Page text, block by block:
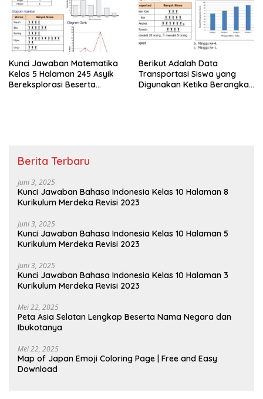
Kunci Jawaban Matematika
Kelas 5 Halaman 245 Asyik
Bereksplorasi Beserta
Berikut Adalah Data
Transportasi Siswa yang
Digunakan Ketika Berangkat
Berita Terbaru
Juni 3, 2025
Kunci Jawaban Bahasa Indonesia Kelas 10 Halaman 8
Kurikulum Merdeka Revisi 2023
Juni 3, 2025
Kunci Jawaban Bahasa Indonesia Kelas 10 Halaman 5
Kurikulum Merdeka Revisi 2023
Juni 3, 2025
Kunci Jawaban Bahasa Indonesia Kelas 10 Halaman 3
Kurikulum Merdeka Revisi 2023
Mei 22, 2025
Peta Asia Selatan Lengkap Beserta Nama Negara dan
Ibukotanya
Mei 22, 2025
Map of Japan Emoji Coloring Page | Free and Easy
Download